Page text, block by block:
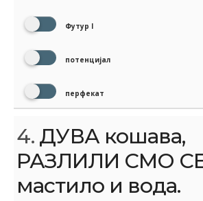
Футур I
потенцијал
перфекат
4. ДУВА кошава,
РАЗЛИЛИ СМО
мастило и вода.